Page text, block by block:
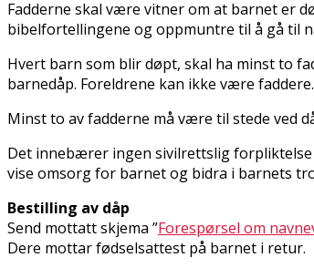
Fadderne skal være vitner om at barnet er
bibelfortellingene og oppmuntre til å gå til
Hvert barn som blir døpt, skal ha minst to
barnedåp. Foreldrene kan ikke være
Minst to av fadderne må være til stede ved
Det innebærer ingen sivilrettslig forpliktelse
vise omsorg for barnet og bidra i barnets
Bestilling av dåp
Send mottatt skjema ”Forespørsel om
Dere mottar fødselsattest på barnet i retur.